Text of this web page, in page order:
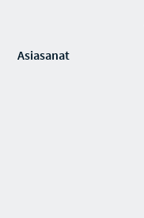
Asiasanat